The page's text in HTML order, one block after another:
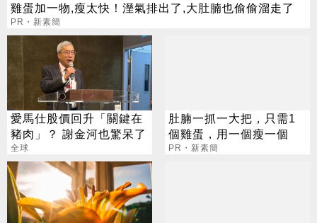
雞蛋加一物,瘦太快！溼氣排出了,大肚腩也偷偷溜走了
PR・新素簡
愛馬仕股價回升「關鍵在
豬肉」？ 謝金河也驚呆了
全球
肚腩一抓一大把，只需1
個雞蛋，用一個瘦一個
PR・新素簡